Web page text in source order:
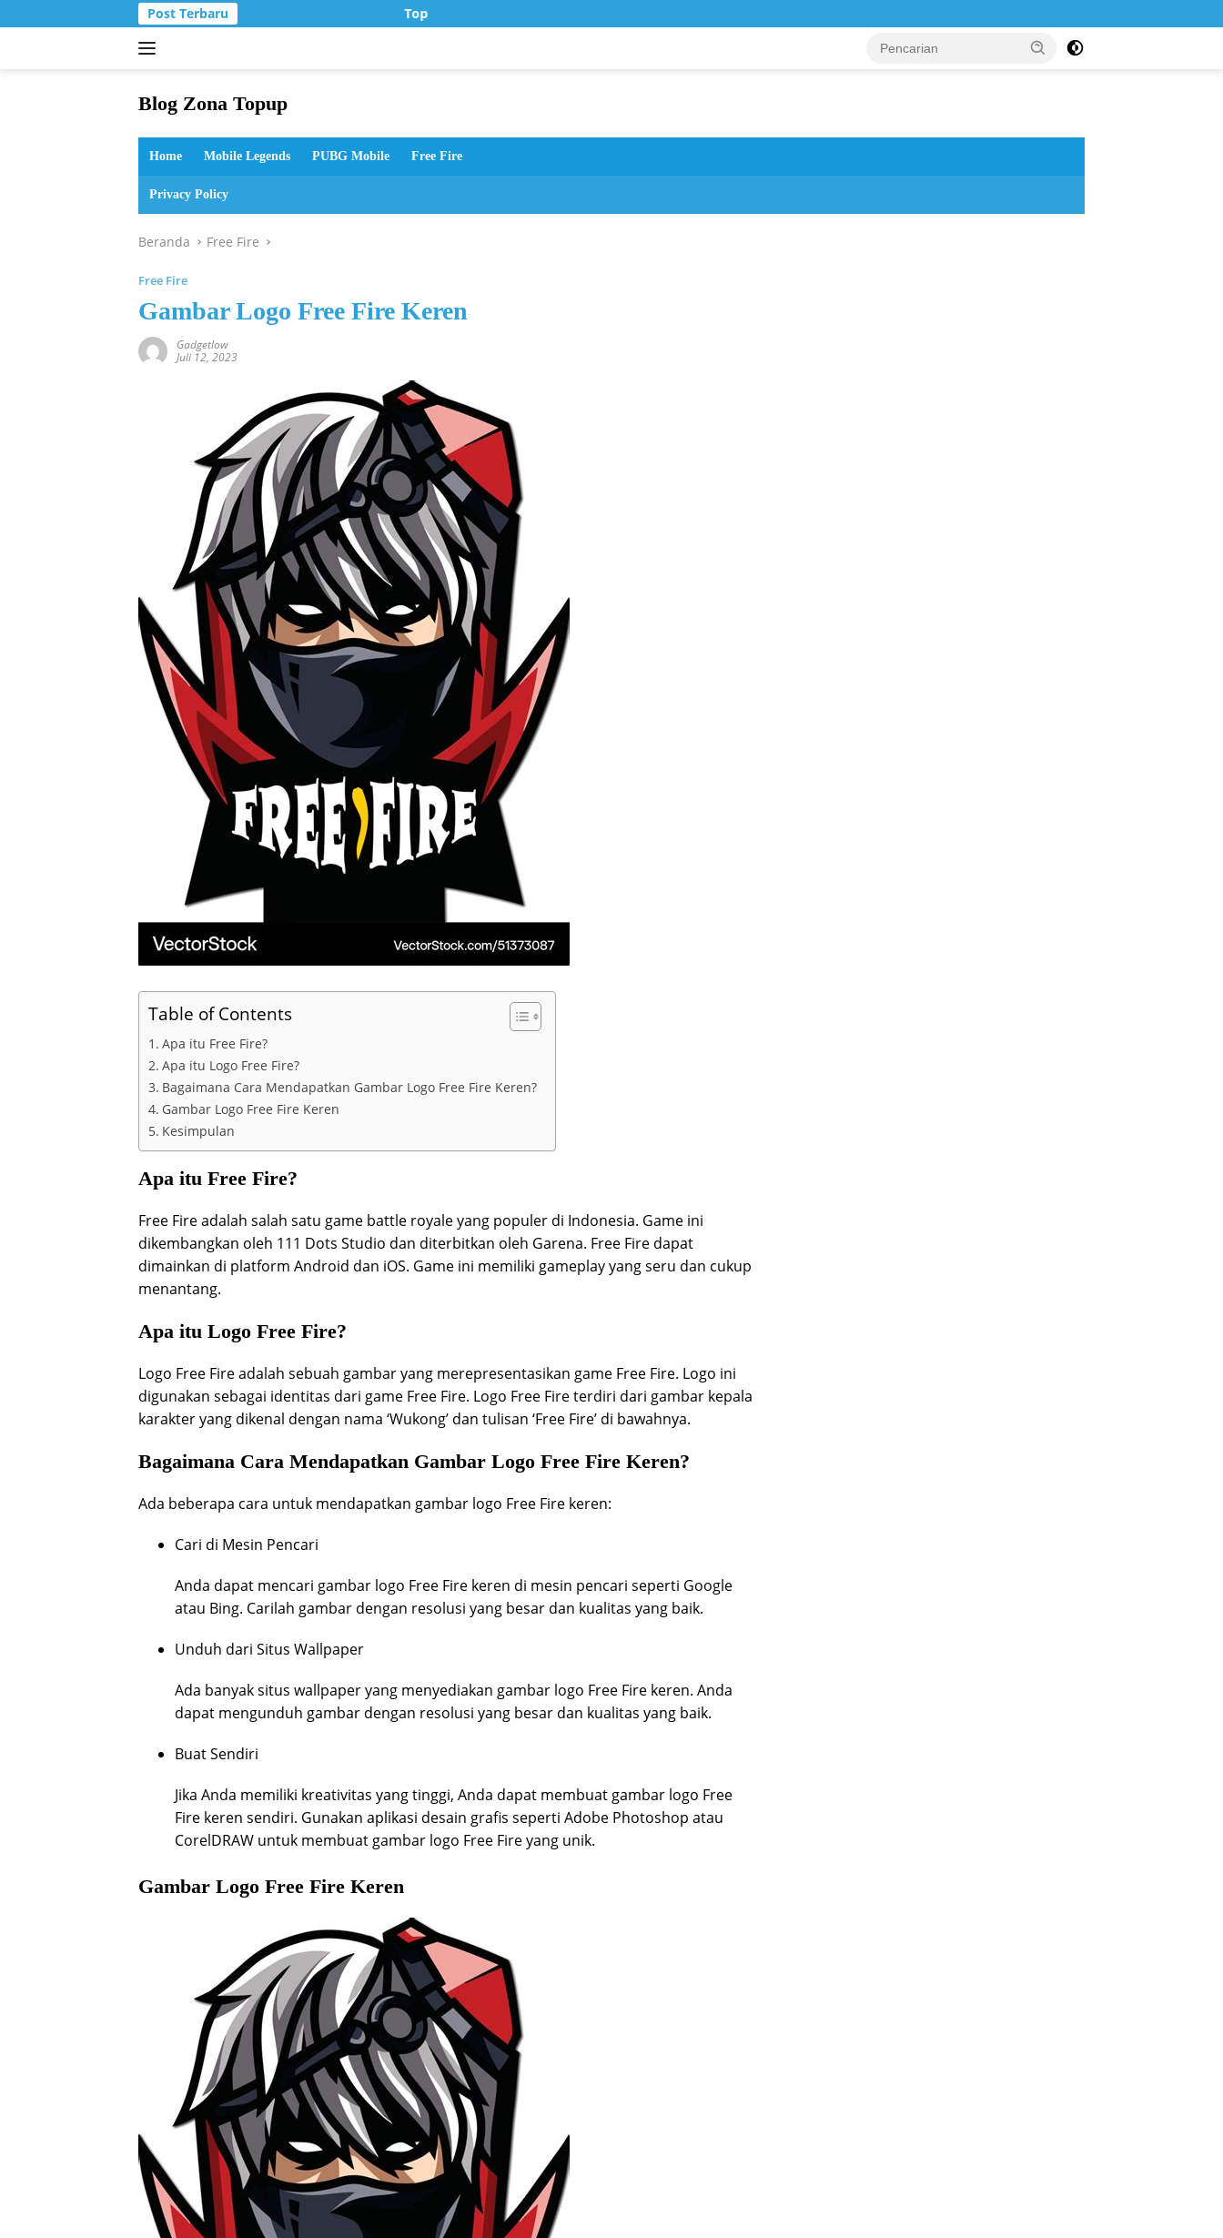
ke
Post Terbaru Top Up Murah di Zona Topup
Blog Zona Topup
dan
bermain
Home Mobile Legends PUBG Mobile Free Fire
Privacy Policy
Beranda Free Fire
Free Fire
Gambar Logo Free Fire Keren
Gadgetlow
Juli 12, 2023
Table of Contents
Apa itu Free Fire?
Apa itu Logo Free Fire?
Bagaimana Cara Mendapatkan Gambar Logo Free Fire Keren?
Gambar Logo Free Fire Keren
Kesimpulan
Apa itu Free Fire?
Free Fire adalah salah satu game battle royale yang populer di Indonesia. Game ini
dikembangkan oleh 111 Dots Studio dan diterbitkan oleh Garena. Free Fire dapat
dimainkan di platform Android dan iOS. Game ini memiliki gameplay yang seru dan cukup
menantang.
Apa itu Logo Free Fire?
Logo Free Fire adalah sebuah gambar yang merepresentasikan game Free Fire. Logo ini
digunakan sebagai identitas dari game Free Fire. Logo Free Fire terdiri dari gambar kepala
karakter yang dikenal dengan nama ‘Wukong’ dan tulisan ‘Free Fire’ di bawahnya.
Bagaimana Cara Mendapatkan Gambar Logo Free Fire Keren?
Ada beberapa cara untuk mendapatkan gambar logo Free Fire keren:
Cari di Mesin Pencari
Anda dapat mencari gambar logo Free Fire keren di mesin pencari seperti Google
atau Bing. Carilah gambar dengan resolusi yang besar dan kualitas yang baik.
Unduh dari Situs Wallpaper
Ada banyak situs wallpaper yang menyediakan gambar logo Free Fire keren. Anda
dapat mengunduh gambar dengan resolusi yang besar dan kualitas yang baik.
Buat Sendiri
Jika Anda memiliki kreativitas yang tinggi, Anda dapat membuat gambar logo Free
Fire keren sendiri. Gunakan aplikasi desain grafis seperti Adobe Photoshop atau
CorelDRAW untuk membuat gambar logo Free Fire yang unik.
Gambar Logo Free Fire Keren